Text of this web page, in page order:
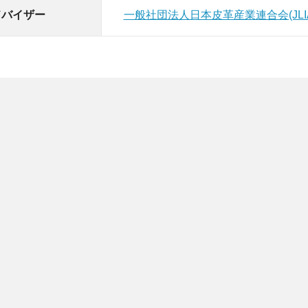
イザー 一般社団法人日本皮革産業連合会